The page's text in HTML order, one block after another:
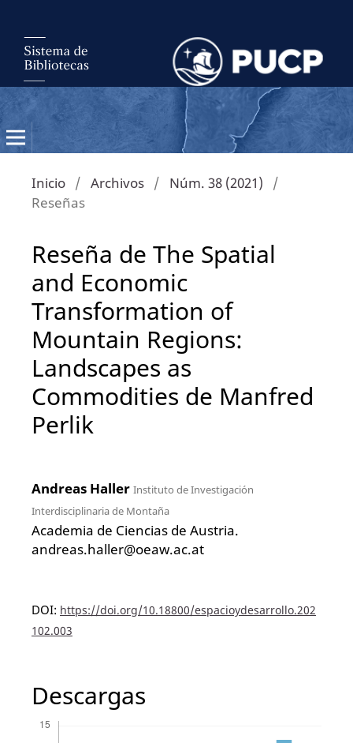
Inicio / Archivos / Núm. 38 (2021)
/
Reseñas
Reseña de The Spatial
and Economic
Transformation of
Mountain Regions:
Landscapes as
Commodities de Manfred
Perlik
Andreas Haller Instituto de Investigación
Interdisciplinaria de Montaña
Academia de Ciencias de Austria.
andreas.haller@oeaw.ac.at
DOI: https://doi.org/10.18800/espacioydesarrollo.202
102.003
Descargas